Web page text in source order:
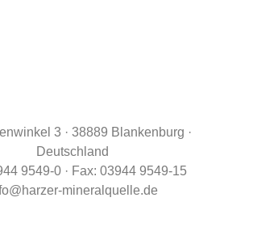
3 · 38889 Blankenburg ·
Deutschland
9549-0 · Fax: 03944 9549-15
mineralquelle.de